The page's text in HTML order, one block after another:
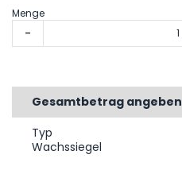
Menge
-
Gesamtbetrag angeben
Typ
Wachssiegel